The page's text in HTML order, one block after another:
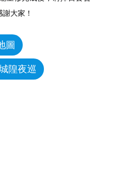
大家！
圖
隍夜巡